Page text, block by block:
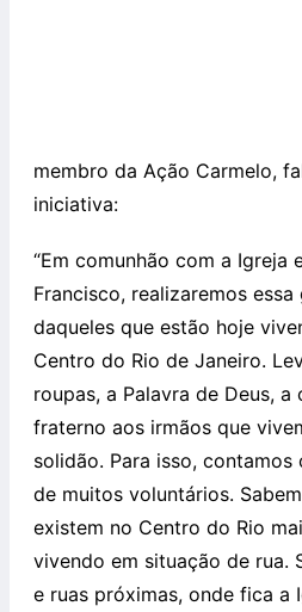
membro da Ação Carmelo,
iniciativa:
“Em comunhão com a Igreja
Francisco, realizaremos
daqueles que estão hoje
Centro do Rio de Janeiro.
roupas, a Palavra de Deus,
fraterno aos irmãos que
solidão. Para isso,
de muitos voluntários.
existem no Centro do Rio
vivendo em situação de rua.
e ruas próximas, onde fica a